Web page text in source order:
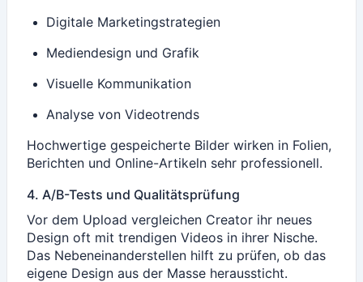
Digitale Marketingstrategien
Mediendesign und Grafik
Visuelle Kommunikation
Analyse von Videotrends
Hochwertige gespeicherte Bilder wirken in Folien,
Berichten und Online-Artikeln sehr professionell.
4. A/B-Tests und Qualitätsprüfung
Vor dem Upload vergleichen Creator ihr neues
Design oft mit trendigen Videos in ihrer Nische.
Das Nebeneinanderstellen hilft zu prüfen, ob das
eigene Design aus der Masse heraussticht.